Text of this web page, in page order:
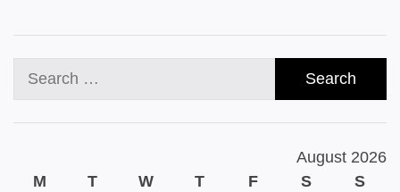
Search
August 2026
M
T W T F S
S